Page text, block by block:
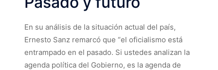
En su análisis de la situación actual del país,
Ernesto Sanz remarcó que “el oficialismo está
entrampado en el pasado. Si ustedes analizan la
agenda política del Gobierno, es la agenda de